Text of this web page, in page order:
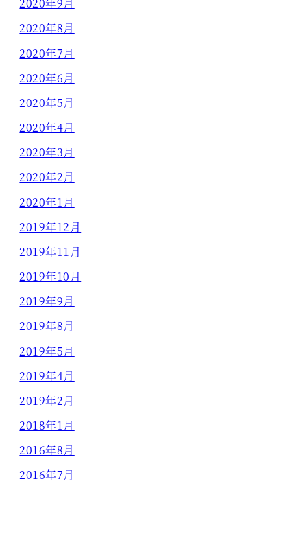
2020年9月
2020年8月
2020年7月
2020年6月
2020年5月
2020年4月
2020年3月
2020年2月
2020年1月
2019年12月
2019年11月
2019年10月
2019年9月
2019年8月
2019年5月
2019年4月
2019年2月
2018年1月
2016年8月
2016年7月